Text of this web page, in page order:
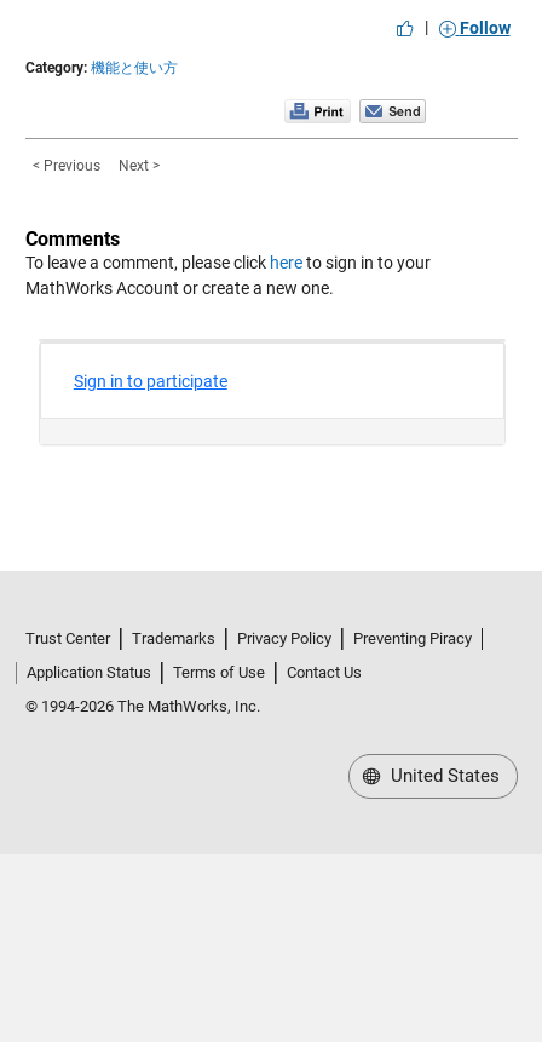
|
Follow
Category: 機能と使い方
< Previous Next >
Comments
To leave a comment, please click hereto sign in to your
MathWorks Account or create a new one.
Trust Center Trademarks Privacy Policy
Preventing Piracy
Application Status
Terms of Use
Contact Us
© 1994-2026 The MathWorks, Inc.
United States